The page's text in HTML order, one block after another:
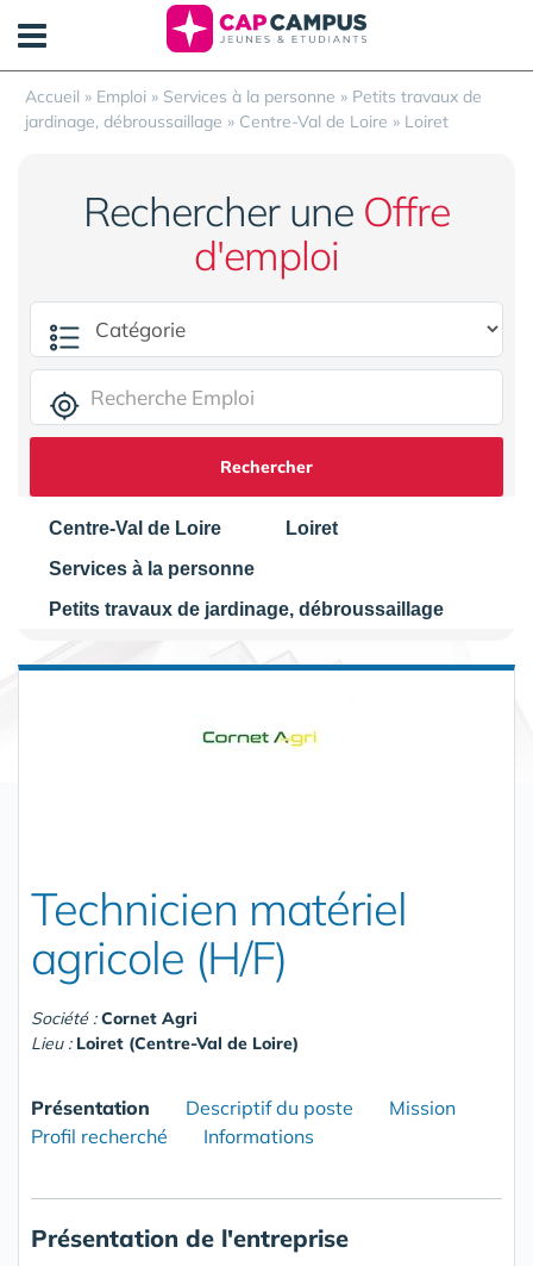
Accueil » Emploi » Services à la personne » Petits travaux de
jardinage, débroussaillage » Centre-Val de Loire » Loiret
Rechercher une Offre
d'emploi
Rechercher
Centre-Val de Loire
Loiret
Services à la personne
Petits travaux de jardinage, débroussaillage
Technicien matériel
agricole (H/F)
Société :Cornet Agri
Lieu : Loiret (Centre-Val de Loire)
Présentation Descriptif du poste
Mission
Profil recherché
Informations
Présentation de l'entreprise
Panneau de gestion des cookies